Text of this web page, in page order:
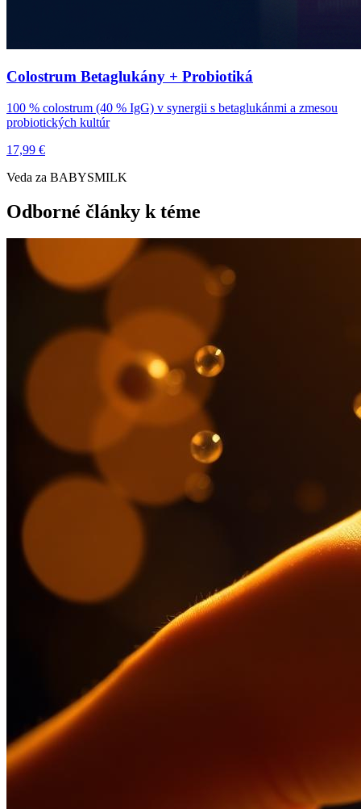
Colostrum Betaglukány + Probiotiká
100 % colostrum (40 % IgG) v synergii s betaglukánmi a zmesou
probiotických kultúr
17,99 €
Veda za BABYSMILK
Odborné články k téme